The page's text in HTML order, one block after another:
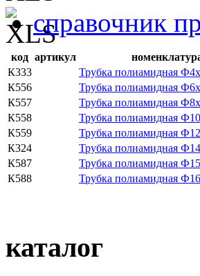
справочник
код артикул
К333
Трубка полиамидная
К556
Трубка полиамидная
К557
Трубка полиамидная
К558
Трубка полиамидная
К559
Трубка полиамидная
К324
Трубка полиамидная
К587
Трубка полиамидная
К588
Трубка полиамидная
каталог